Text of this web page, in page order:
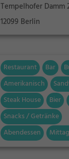
Tempelhofer Damm
12099 Berlin
Restaurant Bar
Amerikanisch
Steak House
Bier
Snacks / Getränke
Abendessen